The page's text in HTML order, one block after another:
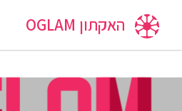
האקתון OGLAM